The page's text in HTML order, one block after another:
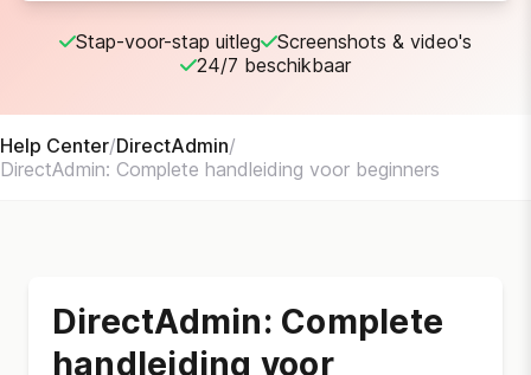
Stap-voor-stap uitleg
Screenshots & video's
24/7 beschikbaar
Help Center/DirectAdmin/
DirectAdmin: Complete handleiding voor beginners
DirectAdmin: Complete
handleiding voor